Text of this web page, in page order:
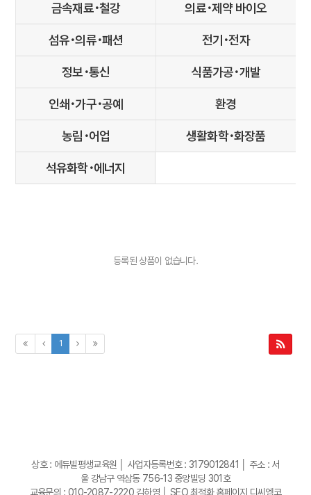
금속재료･철강 의료･제약 바이오
섬유･의류･패션 전기･전자
정보･통신 식품가공･개발
인쇄･가구･공예 환경
농림･어업 생활화학･화장품
석유화학･에너지
등록된 상품이 없습니다.
1
상호 : 에듀빌평생교육원 │ 사업자등록번호 : 3179012841 │ 주소 : 서
울 강남구 역삼동 756-13 중앙빌딩 301호
교육문의 : 010-2087-2220 김하영 │ SEO 최적화 홈페이지 디씨엠코